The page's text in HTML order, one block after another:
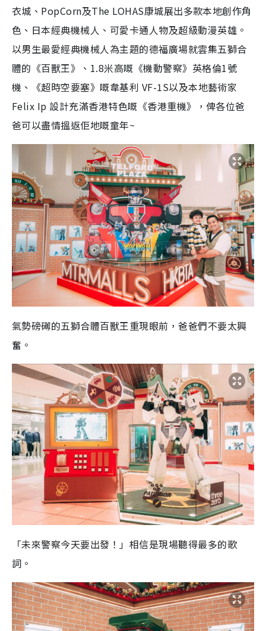
衣城、PopCorn及The LOHAS康城展出多款本地創作角
色、日本經典機械人、可愛卡通人物及超級動漫英雄。
以男生最愛經典機械人為主題的德福廣場就雲集五獅合
體的《百獸王》、1.8米高嘅《機動警察》英格倫1號
機、《超時空要塞》嘅韋基利 VF-1S以及本地藝術家
Felix Ip 設計充滿香港特色嘅《香港重機》，俾各位爸
爸可以盡情搵返佢地嘅童年~
氣勢磅礡的五獅合體百獸王重現眼前，爸爸們不要太興
奮。
「未來警察今天要出發！」相信是現場聽得最多的歌
詞。